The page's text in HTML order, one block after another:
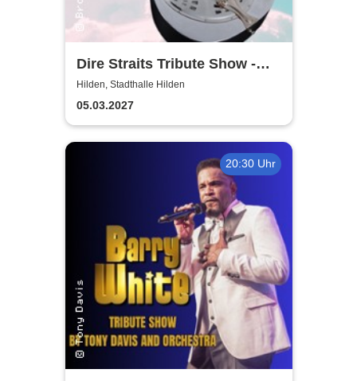
Dire Straits Tribute Show -
Brothers in Arms
Hilden, Stadthalle Hilden
05.03.2027
20:30 Uhr